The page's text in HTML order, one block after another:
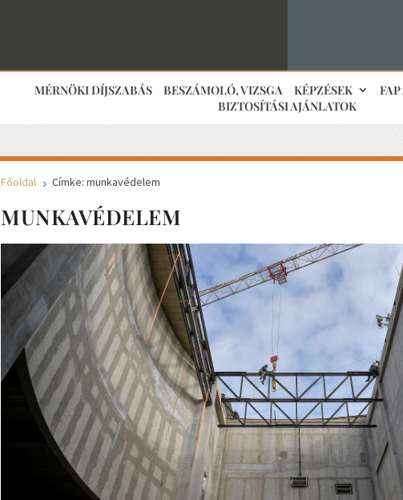
MÉRNÖKI DÍJSZABÁS BESZÁMOLÓ, VIZSGA KÉPZÉSEK
BIZTOSÍTÁSI AJÁNLATOK
Főoldal 5 Címke: munkavédelem
MUNKAVÉDELEM